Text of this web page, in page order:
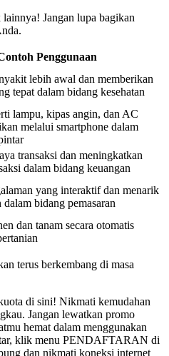
Jangan lupa bagikan
Penggunaan
lebih awal dan memberikan
tepat dalam bidang kesehatan
lampu, kipas angin, dan AC
melalui smartphone dalam
transaksi dan meningkatkan
dalam bidang keuangan
yang interaktif dan menarik
bidang pemasaran
dan tanam secara otomatis
terus berkembang di masa
di sini! Nikmati kemudahan
Jangan lewatkan promo
hemat dalam menggunakan
klik menu PENDAFTARAN di
dan nikmati koneksi internet